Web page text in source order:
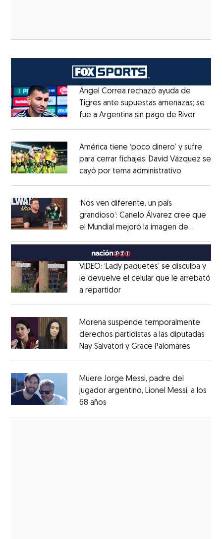
Ángel Correa rechazó ayuda de
Tigres ante supuestas amenazas; se
fue a Argentina sin pago de RiverOpens
América tiene ‘poco dinero’ y sufre
para cerrar fichajes: David Vázquez se
cayó por tema administrativo
‘Nos ven diferente, un país
grandioso’: Canelo Álvarez cree que
el Mundial mejoró la imagen de
MéxicoOpens in new window
VIDEO: ‘Lady paquetes’ se disculpa y
le devuelve el celular que le arrebató
a repartidorOpens in new window
Morena suspende temporalmente
derechos partidistas a las diputadas
Nay Salvatori y Grace Palomares
Muere Jorge Messi, padre del
jugador argentino, Lionel Messi, a los
68 años